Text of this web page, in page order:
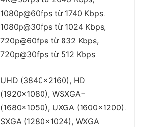
1080p@60fps từ 1740 Kbps,
1080p@30fps từ 1024 Kbps,
720p@60fps từ 832 Kbps,
720p@30fps từ 512 Kbps
UHD (3840×2160), HD
(1920×1080), WSXGA+
(1680×1050), UXGA (1600×1200),
SXGA (1280×1024), WXGA